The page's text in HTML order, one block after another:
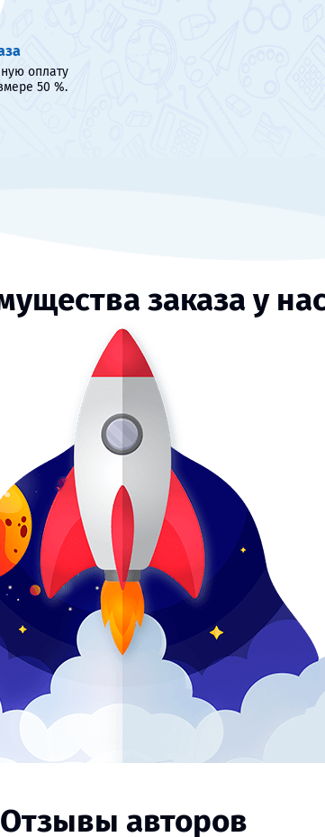
оплату
50 %.
заказа у
Отзывы авторов